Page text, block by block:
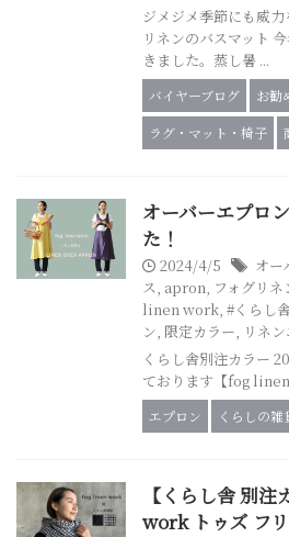
ジメジメ季節にも威
リネンのバスマット
きました。蒸し暑 ...
バイヤーブログ お勧
ラグ・マット・椅子
オーバーエプロ
た！
2024/4/5 オー
ス, apron, フォグリネ
linen work, #くらし
ン, 限定カラー, リネ
くらし舎別注カラー
ております【fog
エプロン くらしの雑
【くらし舎 別
work トゥズ フ